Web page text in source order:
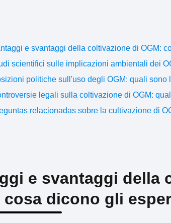
e svantaggi della coltivazione di OGM:
scientifici sulle implicazioni ambientali dei
politiche sull'uso degli OGM: quali
legali sulla coltivazione di OGM:
relacionadas sobre la cultivazione di
e svantaggi della
cosa dicono gli